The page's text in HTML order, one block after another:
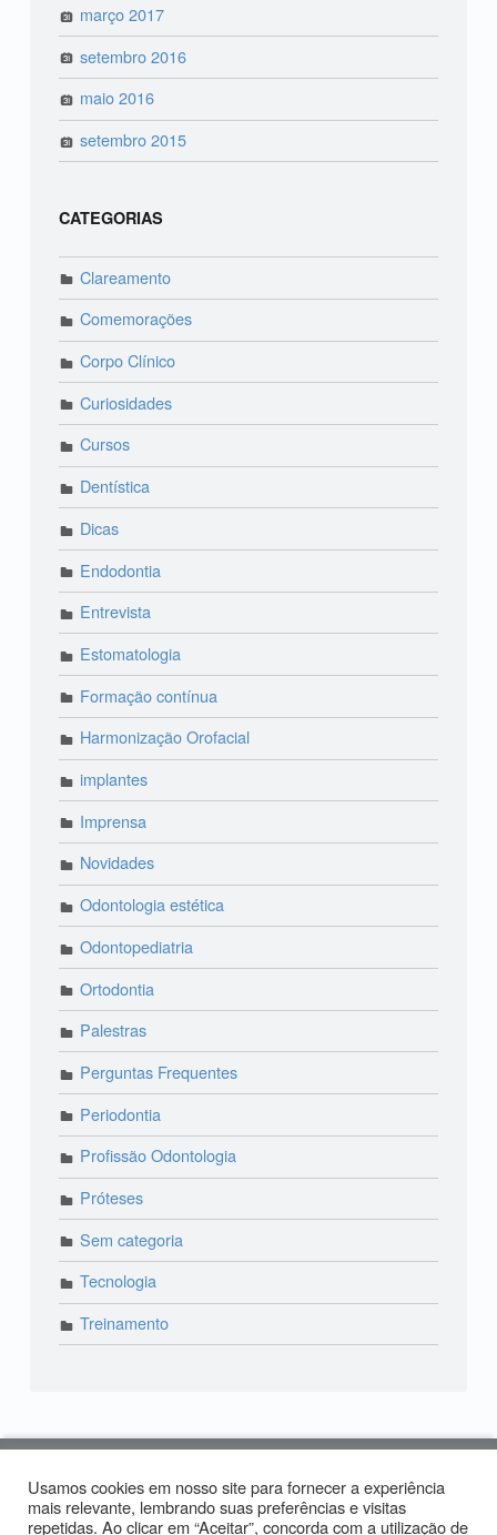
março 2017
setembro 2016
maio 2016
setembro 2015
CATEGORIAS
Clareamento
Comemorações
Corpo Clínico
Curiosidades
Cursos
Dentística
Dicas
Endodontia
Entrevista
Estomatologia
Formação contínua
Harmonização Orofacial
implantes
Imprensa
Novidades
Odontologia estética
Odontopediatria
Ortodontia
Palestras
Perguntas Frequentes
Periodontia
Profissão Odontologia
Próteses
Sem categoria
Tecnologia
Treinamento
© 2018 Lira Odonto | Paraíso: (11) 3373-4444 | Alto
de Pinheiros: (11) 2574-0958 | Produzido por:Tiago
Usamos cookies em nosso site para fornecer a experiência
mais relevante, lembrando suas preferências e visitas
repetidas. Ao clicar em “Aceitar”, concorda com a utilização de